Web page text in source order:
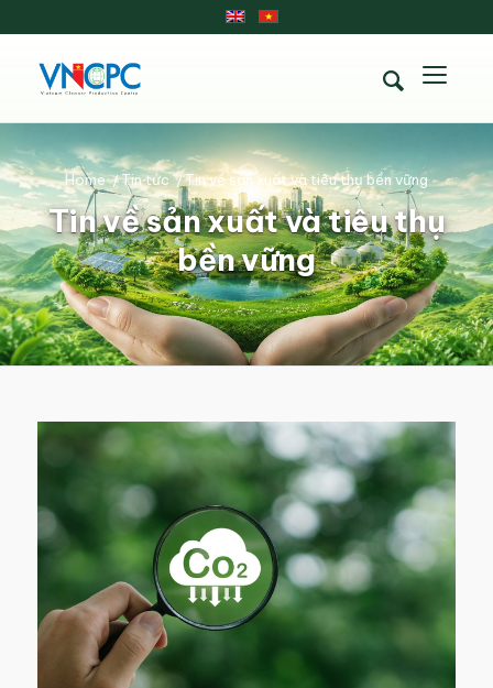
Tin về sản xuất và tiêu thụ
bền vững
Home /Tin tức /Tin về sản xuất và tiêu thụ bền vững